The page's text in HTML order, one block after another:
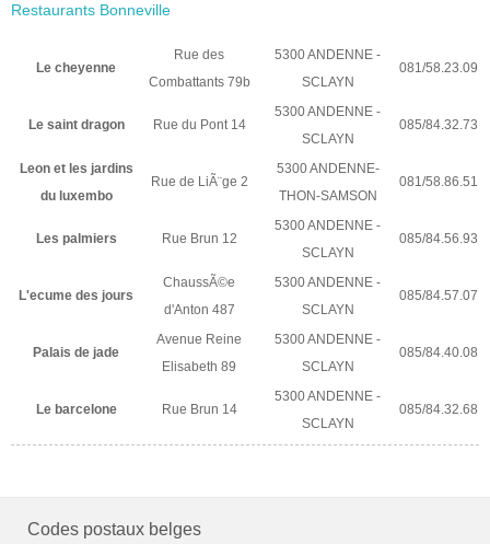
Restaurants Bonneville
Le cheyenne
Rue des
Combattants 79b
5300 ANDENNE -
SCLAYN
081/58.23.09
Le saint dragon Rue du Pont 14
5300 ANDENNE -
SCLAYN
085/84.32.73
Leon et les jardins
du luxembo
Rue de LiÃ¨ge 2
5300 ANDENNE-
THON-SAMSON
081/58.86.51
Les palmiers Rue Brun 12
5300 ANDENNE -
SCLAYN
085/84.56.93
L'ecume des jours
ChaussÃ©e
d'Anton 487
5300 ANDENNE -
SCLAYN
085/84.57.07
Palais de jade
Avenue Reine
Elisabeth 89
5300 ANDENNE -
SCLAYN
085/84.40.08
Le barcelone Rue Brun 14
5300 ANDENNE -
SCLAYN
085/84.32.68
Codes postaux belges